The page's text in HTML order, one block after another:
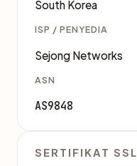
South Korea
ISP / PENYEDIA
Sejong Networks
ASN
AS9848
SERTIFIKAT SSL